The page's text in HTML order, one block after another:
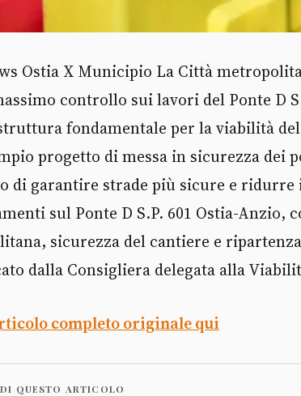
Ostia X Municipio La Città
controllo sui lavori del Ponte D
fondamentale per la viabilità
progetto di messa in sicurezza dei
di garantire strade più sicure e
sul Ponte D S.P. 601 Ostia-Anzio,
sicurezza del cantiere e
dalla Consigliera delegata alla
completo originale qui
QUESTO ARTICOLO